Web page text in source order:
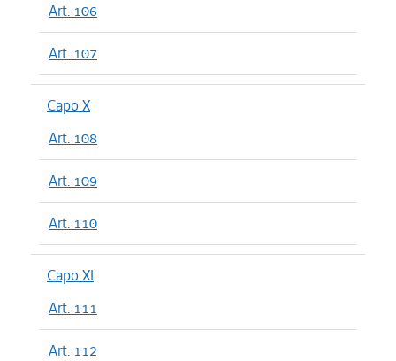
Art. 106
Art. 107
Capo X
Art. 108
Art. 109
Art. 110
Capo XI
Art. 111
Art. 112